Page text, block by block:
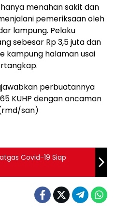
menahan sakit dan
pemeriksaan oleh
lampung. Pelaku
sebesar Rp 3,5 juta dan
kampung halaman usai
perbuatannya
KUHP dengan ancaman
san)
Covid-19 Siap